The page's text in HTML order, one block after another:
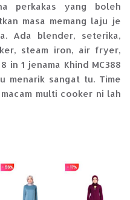
perkakas yang boleh
masa memang laju je
Ada blender, seterika,
steam iron, air fryer,
1 jenama Khind MC388
menarik sangat tu. Time
multi cooker ni lah